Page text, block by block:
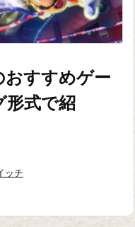
おすすめゲー
形式で紹
ッチ